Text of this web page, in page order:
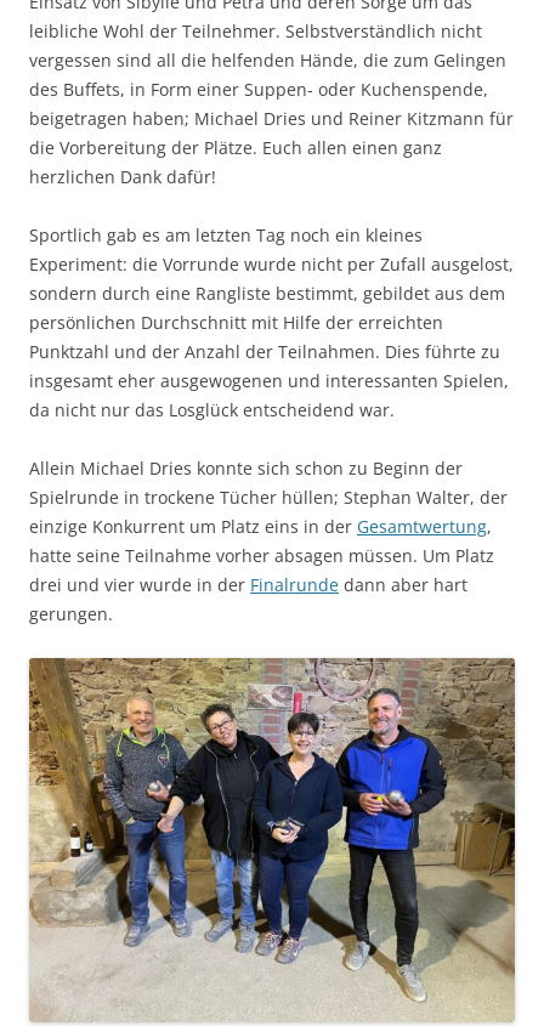
leibliche Wohl der Teilnehmer. Selbstverständlich nicht
vergessen sind all die helfenden Hände, die zum Gelingen
des Buffets, in Form einer Suppen- oder Kuchenspende,
beigetragen haben; Michael Dries und Reiner Kitzmann für
die Vorbereitung der Plätze. Euch allen einen ganz
herzlichen Dank dafür!
Sportlich gab es am letzten Tag noch ein kleines
Experiment: die Vorrunde wurde nicht per Zufall ausgelost,
sondern durch eine Rangliste bestimmt, gebildet aus dem
persönlichen Durchschnitt mit Hilfe der erreichten
Punktzahl und der Anzahl der Teilnahmen. Dies führte zu
insgesamt eher ausgewogenen und interessanten Spielen,
da nicht nur das Losglück entscheidend war.
Allein Michael Dries konnte sich schon zu Beginn der
Spielrunde in trockene Tücher hüllen; Stephan Walter, der
einzige Konkurrent um Platz eins in der Gesamtwertung,
hatte seine Teilnahme vorher absagen müssen. Um Platz
drei und vier wurde in der Finalrunde dann aber hart
gerungen.